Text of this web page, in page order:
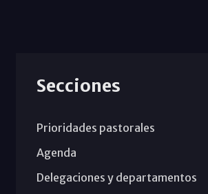
Secciones
Prioridades pastorales
Agenda
Delegaciones y departamentos